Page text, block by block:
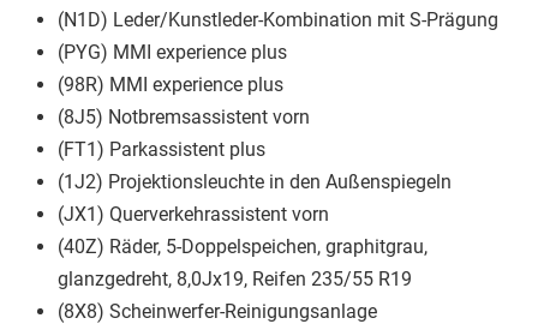
(N1D) Leder/Kunstleder-Kombination mit S-Prägung
(PYG) MMI experience plus
(98R) MMI experience plus
(8J5) Notbremsassistent vorn
(FT1) Parkassistent plus
(1J2) Projektionsleuchte in den Außenspiegeln
(JX1) Querverkehrassistent vorn
(40Z) Räder, 5-Doppelspeichen, graphitgrau,
glanzgedreht, 8,0Jx19, Reifen 235/55 R19
(8X8) Scheinwerfer-Reinigungsanlage